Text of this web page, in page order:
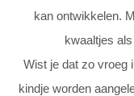
kan ontwikkelen.
kwaaltjes
Wist je dat zo vroeg
kindje worden